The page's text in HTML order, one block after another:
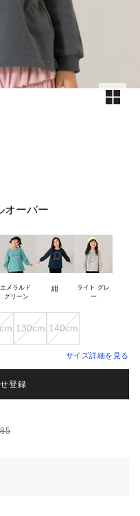
オーバー
エメラルド
紺
ライト グレ
ー
130cm 140cm
サイズ詳細を見る
登録